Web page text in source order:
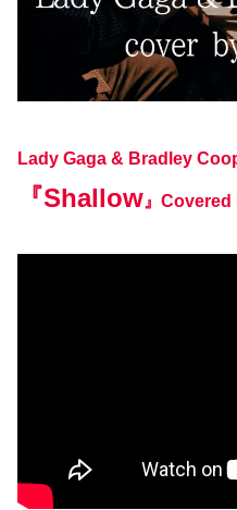
Lady Gaga & Bradley
『Shallow 』Covered